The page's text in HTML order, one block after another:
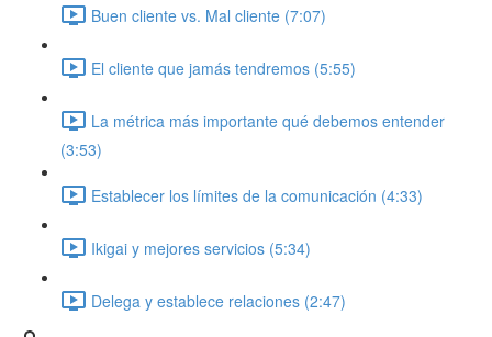
Buen cliente vs. Mal cliente (7:07)
El cliente que jamás tendremos (5:55)
La métrica más importante qué debemos entender
(3:53)
Establecer los límites de la comunicación (4:33)
Ikigai y mejores servicios (5:34)
Delega y establece relaciones (2:47)